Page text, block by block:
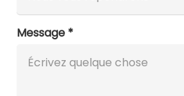
Message *